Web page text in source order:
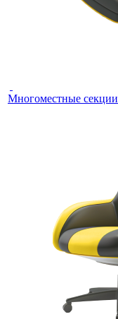
Многоместные секции